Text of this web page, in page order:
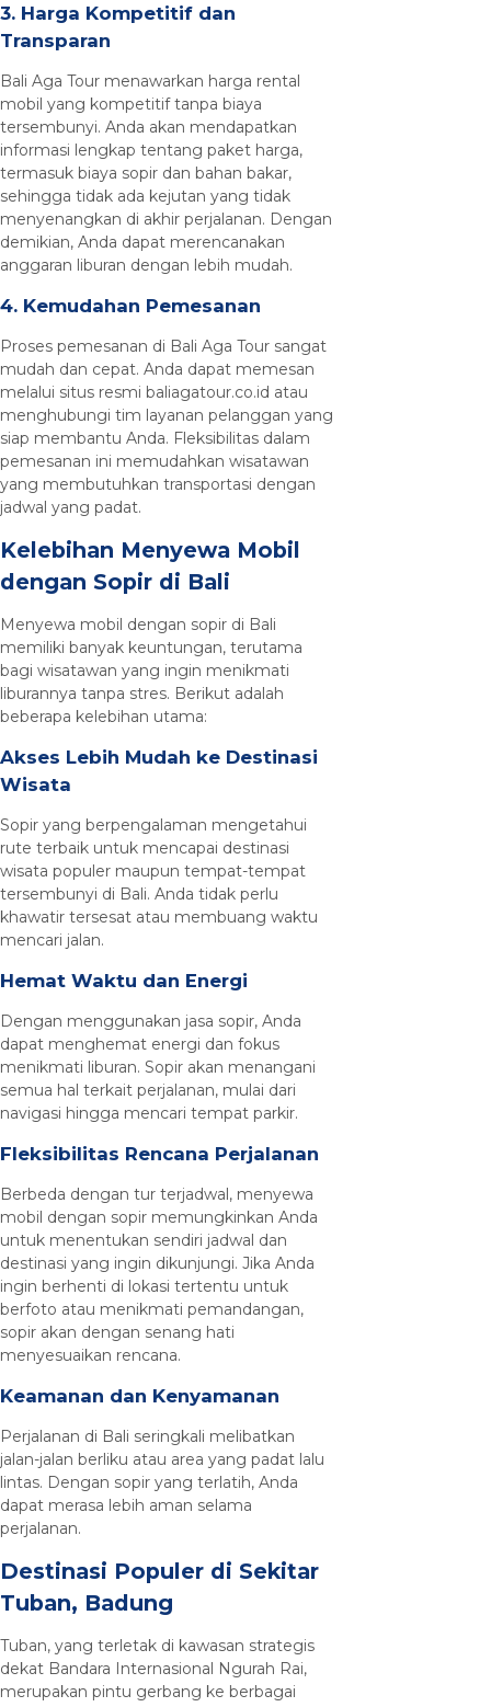
3. Harga Kompetitif dan
Transparan
Bali Aga Tour menawarkan harga rental
mobil yang kompetitif tanpa biaya
tersembunyi. Anda akan mendapatkan
informasi lengkap tentang paket harga,
termasuk biaya sopir dan bahan bakar,
sehingga tidak ada kejutan yang tidak
menyenangkan di akhir perjalanan. Dengan
demikian, Anda dapat merencanakan
anggaran liburan dengan lebih mudah.
4. Kemudahan Pemesanan
Proses pemesanan di Bali Aga Tour sangat
mudah dan cepat. Anda dapat memesan
melalui situs resmi baliagatour.co.id atau
menghubungi tim layanan pelanggan yang
siap membantu Anda. Fleksibilitas dalam
pemesanan ini memudahkan wisatawan
yang membutuhkan transportasi dengan
jadwal yang padat.
Kelebihan Menyewa Mobil
dengan Sopir di Bali
Menyewa mobil dengan sopir di Bali
memiliki banyak keuntungan, terutama
bagi wisatawan yang ingin menikmati
liburannya tanpa stres. Berikut adalah
beberapa kelebihan utama:
Akses Lebih Mudah ke Destinasi
Wisata
Sopir yang berpengalaman mengetahui
rute terbaik untuk mencapai destinasi
wisata populer maupun tempat-tempat
tersembunyi di Bali. Anda tidak perlu
khawatir tersesat atau membuang waktu
mencari jalan.
Hemat Waktu dan Energi
Dengan menggunakan jasa sopir, Anda
dapat menghemat energi dan fokus
menikmati liburan. Sopir akan menangani
semua hal terkait perjalanan, mulai dari
navigasi hingga mencari tempat parkir.
Fleksibilitas Rencana Perjalanan
Berbeda dengan tur terjadwal, menyewa
mobil dengan sopir memungkinkan Anda
untuk menentukan sendiri jadwal dan
destinasi yang ingin dikunjungi. Jika Anda
ingin berhenti di lokasi tertentu untuk
berfoto atau menikmati pemandangan,
sopir akan dengan senang hati
menyesuaikan rencana.
Keamanan dan Kenyamanan
Perjalanan di Bali seringkali melibatkan
jalan-jalan berliku atau area yang padat lalu
lintas. Dengan sopir yang terlatih, Anda
dapat merasa lebih aman selama
perjalanan.
Destinasi Populer di Sekitar
Tuban, Badung
Tuban, yang terletak di kawasan strategis
dekat Bandara Internasional Ngurah Rai,
merupakan pintu gerbang ke berbagai